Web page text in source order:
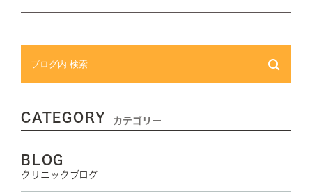
CATEGORY カテゴリー
BLOG
クリニックブログ